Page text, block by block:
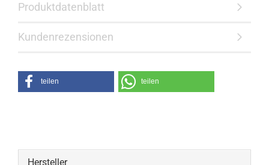
Produktdatenblatt
Kundenrezensionen
teilen teilen
Hersteller